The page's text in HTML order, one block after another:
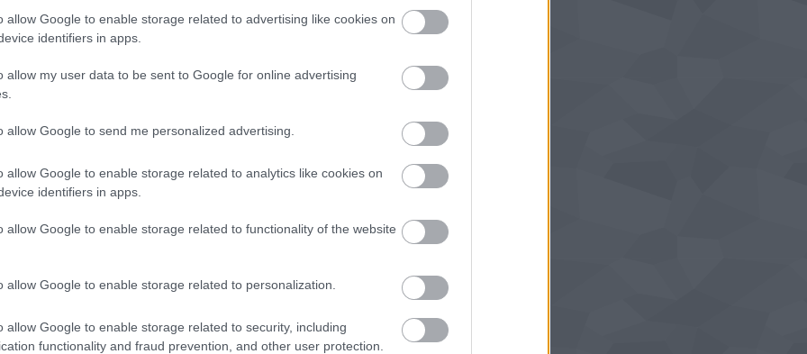
allow Google to enable storage related to advertising like cookies on
identifiers in apps.
allow my user data to be sent to Google for online advertising
allow Google to send me personalized advertising.
allow Google to enable storage related to analytics like cookies on
identifiers in apps.
allow Google to enable storage related to functionality of the website
allow Google to enable storage related to personalization.
allow Google to enable storage related to security, including
functionality and fraud prevention, and other user protection.
belga Materialise bejelentette, hogy hibrid
globális IT-szolgáltatóval. A szubsztraktív és az
hozzák közös nevezőre, és platformot
egészségügyi, autóipari, légjármű-ipari,
foglalkozóSAE International
is támogatott négy új szabványt dolgozott ki az
vonatkozóan. A kapcsolódó
készült, légi járműveknél és az
vonatkoznak.
fejlesztett közel egyméteres autonóm robotok
a melbourne-i RoboCup robotfoci versenyen fog
készült.